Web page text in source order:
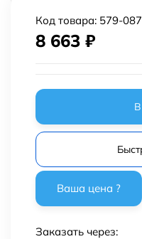
Код товара: 579-087
8 663 ₽
Заказать через: